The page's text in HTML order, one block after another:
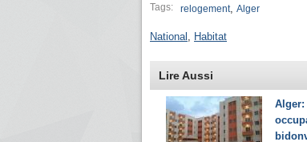
Tags: relogement, Alger
National , Habitat
Lire Aussi
Alger: